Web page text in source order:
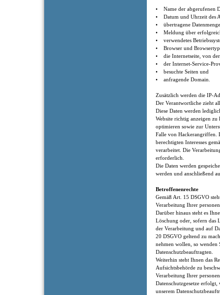
• Name der abgerufenen
• Datum und Uhrzeit des
• übertragene
• Meldung über
• verwendetes
• Browser und
• die Internetseite, von
• der Internet-Service-
• besuchte Seiten und
• anfragende Domain.
Zusätzlich werden die IP-
Der Verantwortliche zieht
Diese Daten werden
Website richtig anzeigen
optimieren sowie zur
Falle von Hackerangriffen.
berechtigten Interesses
verarbeitet. Die
erforderlich.
Die Daten werden
werden und anschließend
Betroffenenrechte
Gemäß Art. 15 DSGVO
Verarbeitung Ihrer
Darüber hinaus steht es
Löschung oder, sofern das
der Verarbeitung und auf
20 DSGVO geltend zu
nehmen wollen, so wenden
Datenschutzbeauftragten.
Weiterhin steht Ihnen das
Aufsichtsbehörde zu
Verarbeitung Ihrer
Datenschutzgesetze
unserem